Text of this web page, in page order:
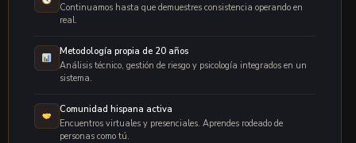
Continuamos hasta que demuestres consistencia operando en
real.
Metodología propia de 20 años
Análisis técnico, gestión de riesgo y psicología integrados en un
sistema.
Comunidad hispana activa
Encuentros virtuales y presenciales. Aprendes rodeado de
personas como tú.